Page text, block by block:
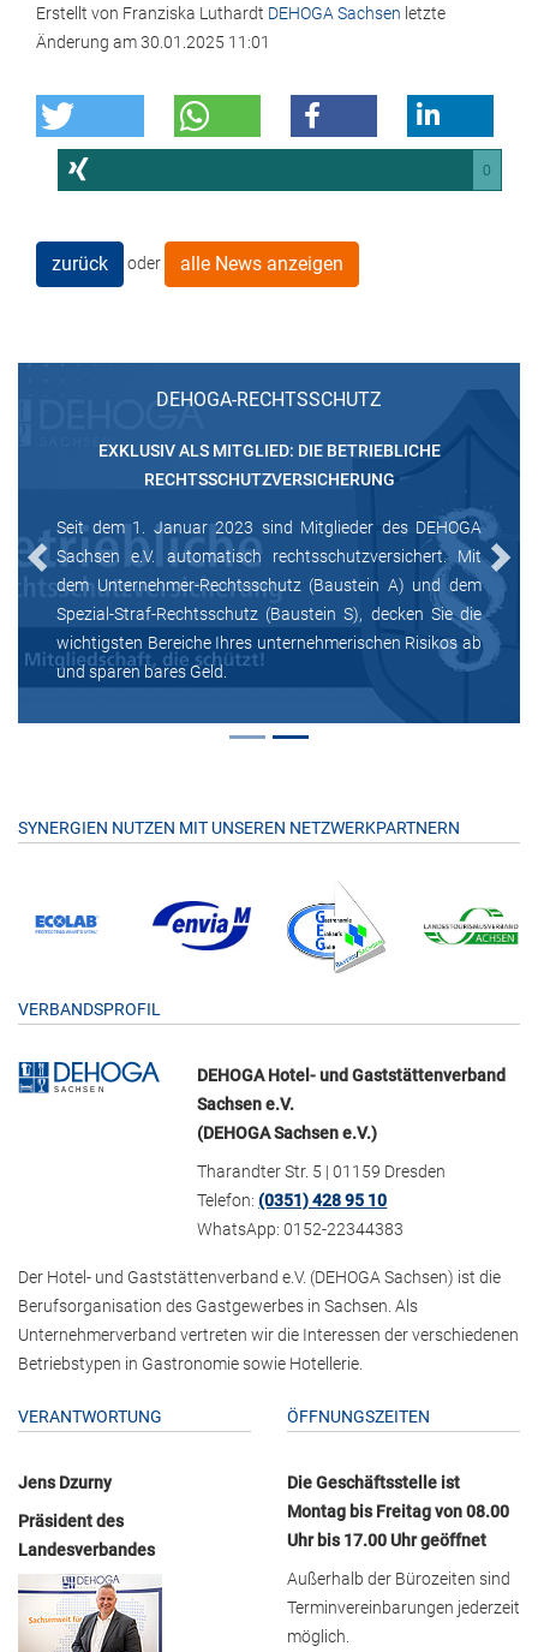
Erstellt von Franziska Luthardt DEHOGA Sachsen letzte
Änderung am30.01.2025 11:01
0
zurück oder alle News anzeigen
DEHOGA-RECHTSSCHUTZ
EXKLUSIV ALS MITGLIED: DIE BETRIEBLICHE
RECHTSSCHUTZVERSICHERUNG
Seit dem 1. Januar 2023 sind Mitglieder des DEHOGA
Sachsen e.V. automatisch rechtsschutzversichert. Mit
dem Unternehmer-Rechtsschutz (Baustein A) und dem
Spezial-Straf-Rechtsschutz (Baustein S), decken Sie die
wichtigsten Bereiche Ihres unternehmerischen Risikos ab
und sparen bares Geld.
Previous Next
SYNERGIEN NUTZEN MIT UNSEREN NETZWERKPARTNERN
VERBANDSPROFIL
DEHOGA Hotel- und Gaststättenverband
Sachsen e.V.
(DEHOGA Sachsen e.V.)
Tharandter Str. 5 | 01159 Dresden
Telefon:(0351) 428 95 10
WhatsApp: 0152-22344383
Der Hotel- und Gaststättenverband e.V. (DEHOGA Sachsen) ist die
Berufsorganisation des Gastgewerbes in Sachsen. Als
Unternehmerverband vertreten wir die Interessen der verschiedenen
Betriebstypen in Gastronomie sowie Hotellerie.
VERANTWORTUNG
Jens Dzurny
Präsident des
Landesverbandes
ÖFFNUNGSZEITEN
Die Geschäftsstelle ist
Montag bis Freitag von 08.00
Uhr bis 17.00 Uhr geöffnet
Außerhalb der Bürozeiten sind
Terminvereinbarungen jederzeit
möglich.